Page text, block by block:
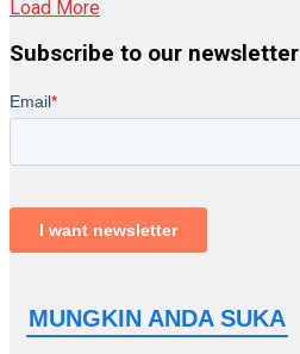
Load More
Subscribe to our newsletter